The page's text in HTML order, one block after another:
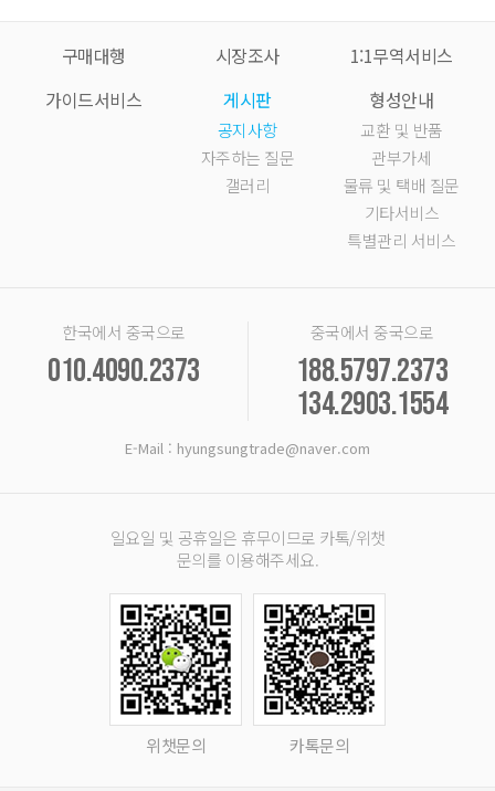
구매대행 시장조사
1:1무역서비스
가이드서비스
게시판
공지사항
자주하는 질문
갤러리
형성안내
교환 및 반품
관부가세
물류 및 택배 질문
기타서비스
특별관리 서비스
한국에서 중국으로
010.4090.2373
중국에서 중국으로
188.5797.2373
134.2903.1554
E-Mail : hyungsungtrade@naver.com
일요일 및 공휴일은 휴무이므로 카톡/위챗
문의를 이용해주세요.
위챗문의 카톡문의